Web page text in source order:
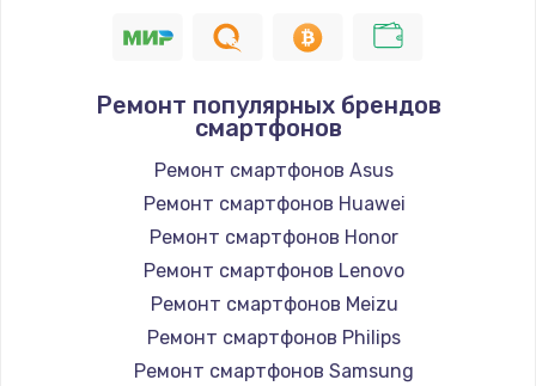
Программный ремонт/прошивка
Заказать
Замена Bluetooth/Wi-Fi модуля
800 руб.
Заказать
Замена картридера
890 руб.
Ремонт популярных брендов
смартфонов
Ремонт смартфонов Asus
Ремонт смартфонов Huawei
Ремонт смартфонов Honor
Ремонт смартфонов Lenovo
Ремонт смартфонов Meizu
Ремонт смартфонов Philips
Ремонт смартфонов Samsung